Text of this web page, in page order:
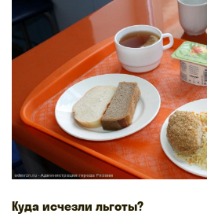
Куда исчезли льготы?